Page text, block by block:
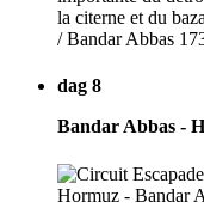
la citerne et du
/ Bandar Abbas
dag 8
Bandar Abbas -